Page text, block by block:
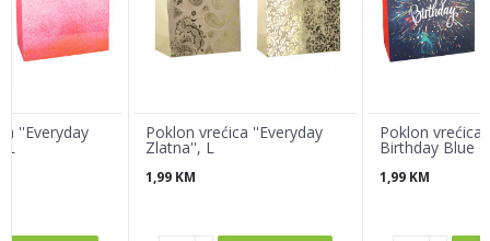
Poruka
''Everyday
L
Poklon vrećica ''Everyday
Zlatna'', L
1,99 KM
Poklon vrećica
Birthday Blue
1,99 KM